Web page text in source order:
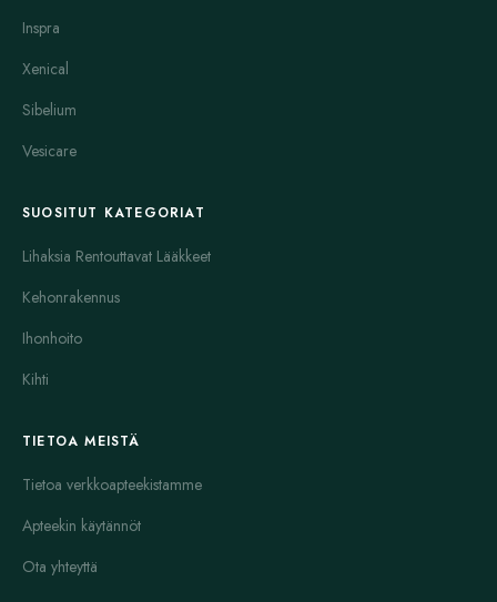
Inspra
Xenical
Sibelium
Vesicare
SUOSITUT KATEGORIAT
Lihaksia Rentouttavat Lääkkeet
Kehonrakennus
Ihonhoito
Kihti
TIETOA MEISTÄ
Tietoa verkkoapteekistamme
Apteekin käytännöt
Ota yhteyttä